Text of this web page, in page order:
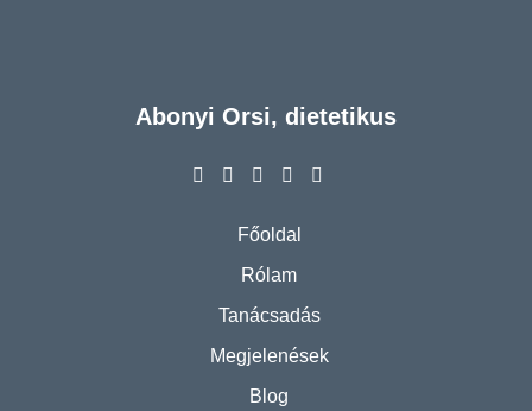
Abonyi Orsi, dietetikus
Főoldal
Rólam
Tanácsadás
Megjelenések
Blog